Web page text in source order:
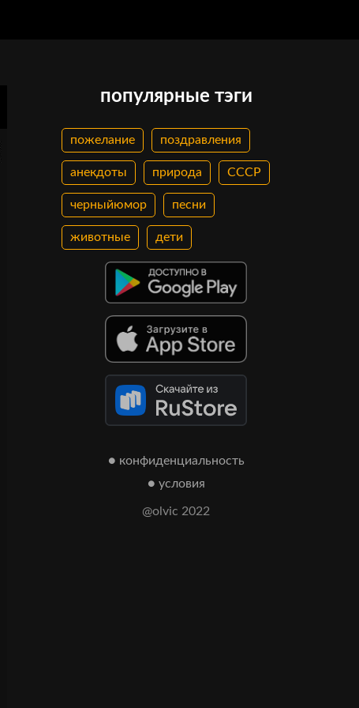
популярные тэги
пожелание поздравления
анекдоты природа СССР
черныйюмор песни
животные дети
● конфиденциальность
● условия
@olvic 2022